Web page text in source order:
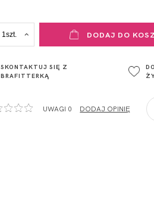
ADRES PUNKTU
ul. Łowicka 89a
Głowno
DODAJ DO
SKONTAKTUJ SIĘ Z
BRAFITTERKĄ
UWAGI 0 DODAJ OPINIĘ